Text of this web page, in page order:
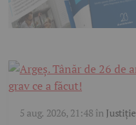
5 aug. 2026, 21:48în Justiție